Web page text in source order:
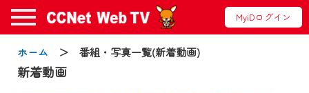
MyiDログイン
ホーム ＞ 番組・写真一覧(新着動画)
新着動画 お知らせ